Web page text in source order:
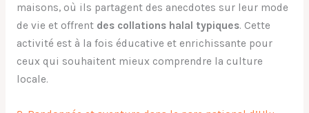
maisons, où ils partagent des anecdotes sur leur mode
de vie et offrent des collations halal typiques. Cette
activité est à la fois éducative et enrichissante pour
ceux qui souhaitent mieux comprendre la culture
locale.